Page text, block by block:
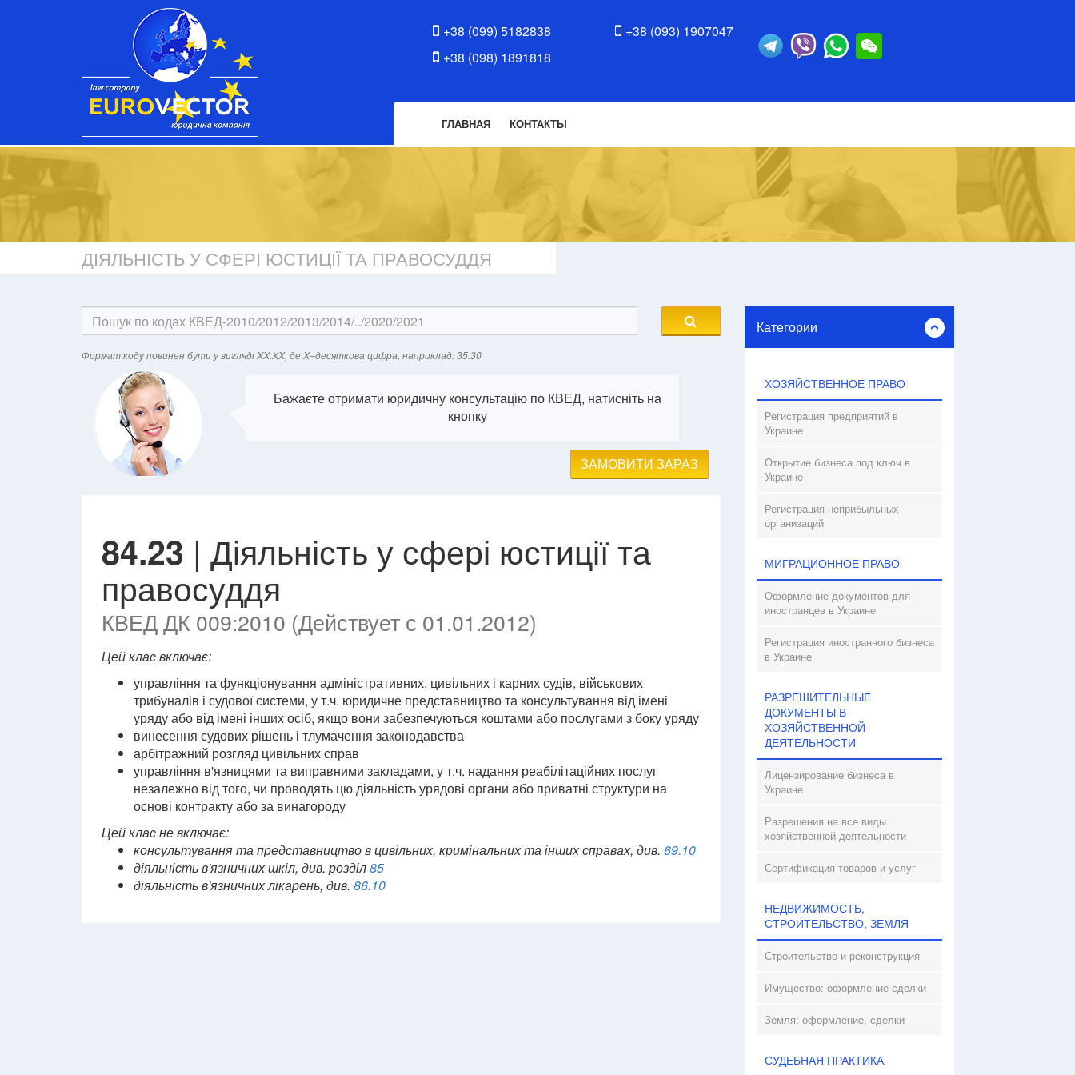
+38 (099) 5182838
+38 (098) 1891818
+38 (093) 1907047
ГЛАВНАЯ КОНТАКТЫ
ДІЯЛЬНІСТЬ У СФЕРІ ЮСТИЦІЇ ТА ПРАВОСУДДЯ
Формат кодy повинен бути у вигляді XX.XX, де X–десяткова цифра, наприклад: 35.30
Бажаєте отримати юридичну консультацію по КВЕД, натисніть на
кнопку
ЗАМОВИТИ ЗАРАЗ
84.23 | Діяльність у сфері юстиції та
правосуддя
КВЕД ДК 009:2010 (Действует с 01.01.2012)
Цей клас включає:
управління та функціонування адміністративних, цивільних і карних судів, військових
трибуналів і судової системи, у т.ч. юридичне представництво та консультування від імені
уряду або від імені інших осіб, якщо вони забезпечуються коштами або послугами з боку уряду
винесення судових рішень і тлумачення законодавства
арбітражний розгляд цивільних справ
управління в'язницями та виправними закладами, у т.ч. надання реабілітаційних послуг
незалежно від того, чи проводять цю діяльність урядові органи або приватні структури на
основі контракту або за винагороду
Цей клас не включає:
консультування та представництво в цивільних, кримінальних та інших справах, див. 69.10
діяльність в'язничних шкіл, див. розділ85
діяльність в'язничних лікарень, див. 86.10
Категории
ХОЗЯЙСТВЕННОЕ ПРАВО
Регистрация предприятий в
Украине
Открытие бизнеса под ключ в
Украине
Регистрация неприбыльных
организаций
МИГРАЦИОННОЕ ПРАВО
Оформление документов для
иностранцев в Украине
Регистрация иностранного бизнеса
в Украине
РАЗРЕШИТЕЛЬНЫЕ
ДОКУМЕНТЫ В
ХОЗЯЙСТВЕННОЙ
ДЕЯТЕЛЬНОСТИ
Лицензирование бизнеса в
Украине
Разрешения на все виды
хозяйственной деятельности
Сертификация товаров и услуг
НЕДВИЖИМОСТЬ,
СТРОИТЕЛЬСТВО, ЗЕМЛЯ
Строительство и реконструкция
Имущество: оформление сделки
Земля: оформление, сделки
СУДЕБНАЯ ПРАКТИКА